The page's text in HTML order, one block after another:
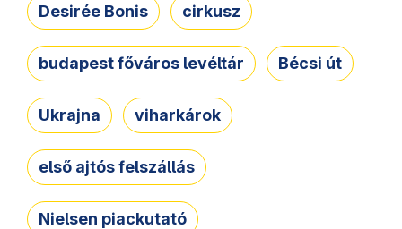
Desirée Bonis cirkusz
budapest főváros levéltár Bécsi út
Ukrajna viharkárok
első ajtós felszállás
Nielsen piackutató